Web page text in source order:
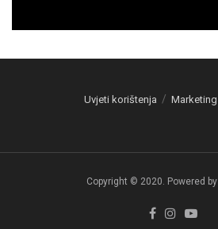
Uvjeti korištenja Marketing
Copyright © 2020. Powered by